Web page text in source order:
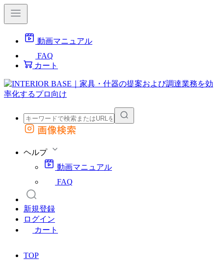
動画マニュアル
FAQ
カート
外部サイトの商品をカートに追加
画像検索
ヘルプ
動画マニュアル
FAQ
新規登録
ログイン
カート
TOP